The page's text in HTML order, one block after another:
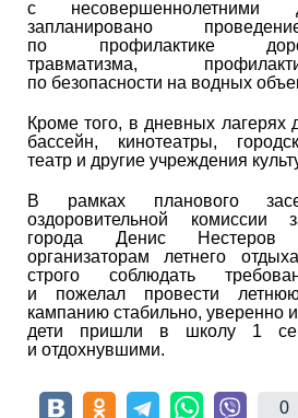
с несовершеннолетними
запланировано
по профилактике
травматизма,
по безопасности на водных
Кроме того, в дневных лагерях
бассейн, кинотеатры,
театр и другие учреждения
В рамках планового
оздоровительной комиссии
города Денис Нестеров
организаторам летнего
строго соблюдать
и пожелал провести летнюю
кампанию стабильно, уверенно
дети пришли в школу 1
и отдохнувшими.
0